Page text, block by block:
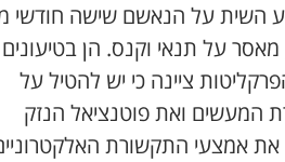
השית על הנאשם שישה חודשי
על תנאי וקנס. הן בטיעונים
ציינה כי יש להטיל על
המעשים ואת פוטנציאל הנזק
אמצעי התקשורת